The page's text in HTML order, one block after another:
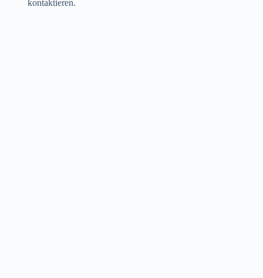
kontaktieren.